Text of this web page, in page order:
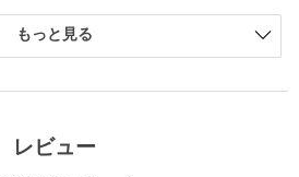
グに。
Core Black / Core Black / Silver
adidas＞の豊かなスポーツの伝統にイ
28 -
28.5 -
もっと見る
レビュー